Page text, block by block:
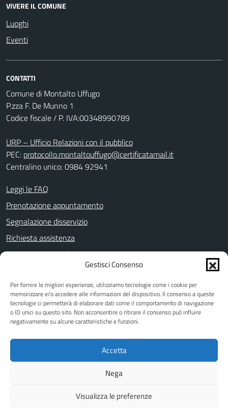
Gestisci Consenso
Per fornire le migliori esperienze, utilizziamo tecnologie come i cookie per
memorizzare e/o accedere alle informazioni del dispositivo. Il consenso a queste
tecnologie ci permetterà di elaborare dati come il comportamento di navigazione
o ID unici su questo sito. Non acconsentire o ritirare il consenso può influire
negativamente su alcune caratteristiche e funzioni.
Accetta
Nega
Visualizza le preferenze
VIVERE IL COMUNE
Luoghi
Eventi
CONTATTI
Comune di Montalto Uffugo
P.zza F. De Munno 1
Codice fiscale / P. IVA:00348990789
URP – Ufficio Relazioni con il pubblico
PEC: protocollo.montaltouffugo@certificatamail.it
Centralino unico: 0984 92941
Leggi le FAQ
Prenotazione appuntamento
Segnalazione disservizio
Richiesta assistenza
Amministrazione Trasparente
Note legali
Dichiarazione di accessibilità
Piano di miglioramento dei servizi
SEGUICI SU